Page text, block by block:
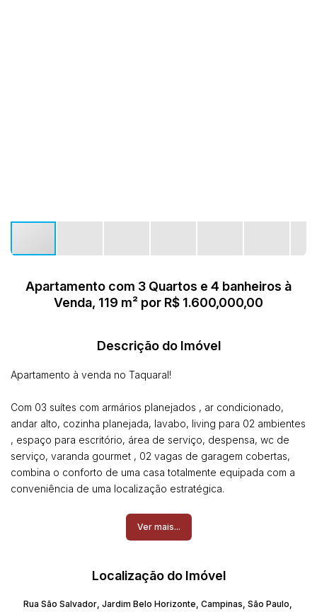
Apartamento com 3 Quartos e 4 banheiros à
Venda, 119 m² por R$ 1.600,000,00
Descrição do Imóvel
Apartamento à venda no Taquaral!
Com 03 suítes com armários planejados , ar condicionado,
andar alto, cozinha planejada, lavabo, living para 02 ambientes
, espaço para escritório, área de serviço, despensa, wc de
serviço, varanda gourmet , 02 vagas de garagem cobertas,
combina o conforto de uma casa totalmente equipada com a
conveniência de uma localização estratégica.
Condomínio Horizon: Um Verdadeiro Resort Particular
Complexo Aquático: Piscina coberta e aquecida (raia de 25m),
Ver mais...
Localização do Imóvel
Rua São Salvador, Jardim Belo Horizonte, Campinas, São Paulo,